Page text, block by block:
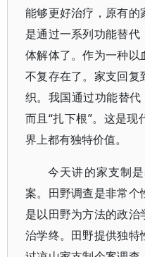
能够更好治疗，原有的
是通过一系列功能替
体解体了。作为一种
不复存在了。家支回复
织。我国通过功能替代
而且“扎下根”。这是
界上都有独特价值。
今天讲的家支制
案。田野调查是非常个
是以田野为方法的政
治学终。田野提供独特